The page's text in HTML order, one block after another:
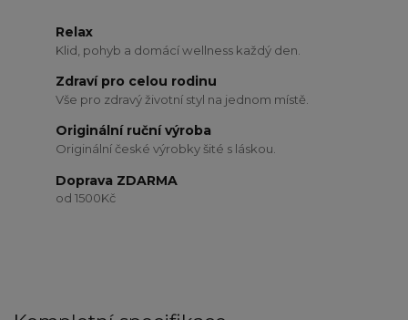
Relax
Klid, pohyb a domácí wellness každý den.
Zdraví pro celou rodinu
Vše pro zdravý životní styl na jednom místě.
Originální ruční výroba
Originální české výrobky šité s láskou.
Doprava ZDARMA
od 1500Kč